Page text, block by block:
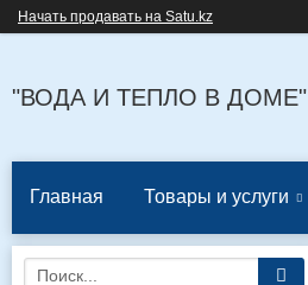
Начать продавать на Satu.kz
"ВОДА И ТЕПЛО В ДОМЕ"
Главная Товары и услуги